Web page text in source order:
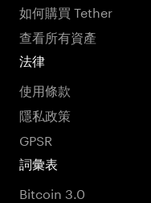
如何購買 Tether
查看所有資產
法律
使用條款
隱私政策
GPSR
詞彙表
Bitcoin 3.0